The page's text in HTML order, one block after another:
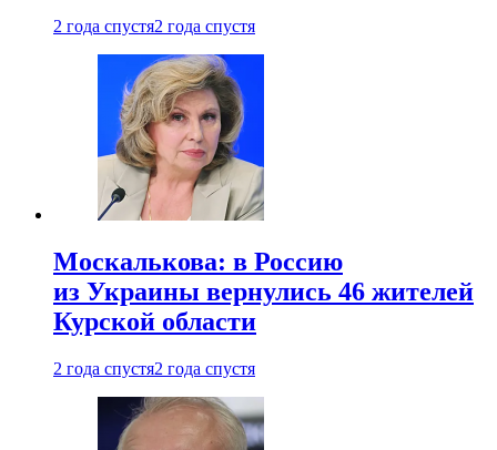
2 года спустя2 года спустя
Москалькова: в Россию
из Украины вернулись 46 жителей
Курской области
2 года спустя2 года спустя